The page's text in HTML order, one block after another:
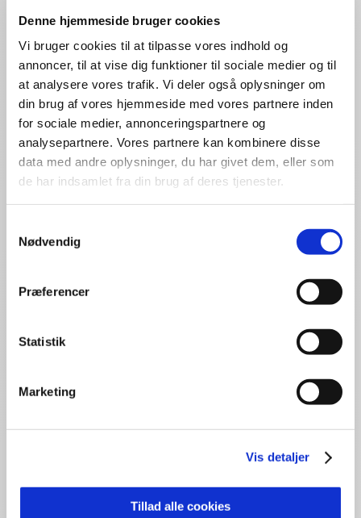
Denne hjemmeside bruger cookies
Vi bruger cookies til at tilpasse vores indhold og
annoncer, til at vise dig funktioner til sociale medier og til
at analysere vores trafik. Vi deler også oplysninger om
din brug af vores hjemmeside med vores partnere inden
for sociale medier, annonceringspartnere og
analysepartnere. Vores partnere kan kombinere disse
data med andre oplysninger, du har givet dem, eller som
de har indsamlet fra din brug af deres tjenester.
Nødvendig
Præferencer
Statistik
Marketing
Vis detaljer
Tillad alle cookies
Mikkel Beha Erichsen
En af Danmarks mest populære skærmtrolde
holder foredrag om sine rejser rundt i verden
Peter Langdal
øser ud af sine erfaringer omkring “Den kreative
en proces bestående af tre elementer: budskab,
afsender og modtager. Ordet kommer fra det